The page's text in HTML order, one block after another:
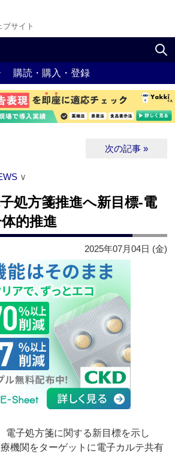
サイト
購読・購入・登録
次の記事 »
∨
子処方箋推進へ新目標‐電
的推進
2025年07月04日 (金)
子処方箋に関する新目標を示し
機関をターゲットに電子カルテ共有